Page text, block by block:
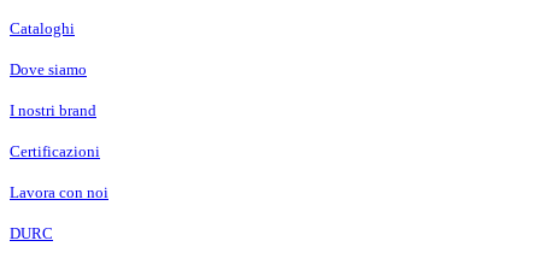
Cataloghi
Dove siamo
I nostri brand
Certificazioni
Lavora con noi
DURC